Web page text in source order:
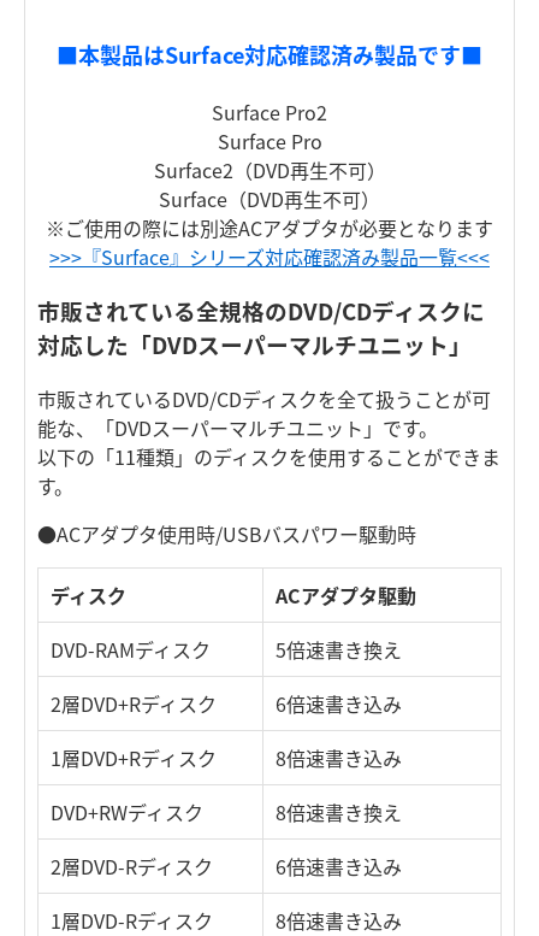
■本製品はSurface対応確認済み製品です■
Surface Pro2
Surface Pro
Surface2（DVD再生不可）
Surface（DVD再生不可）
※ご使用の際には別途ACアダプタが必要となります
>>>『Surface』シリーズ対応確認済み製品一覧<<<
市販されている全規格のDVD/CDディスクに
対応した「DVDスーパーマルチユニット」
市販されているDVD/CDディスクを全て扱うことが可
能な、「DVDスーパーマルチユニット」です。
以下の「11種類」のディスクを使用することができま
す。
●ACアダプタ使用時/USBバスパワー駆動時
ディスク
ACアダプタ駆動
DVD-RAMディスク
5倍速書き換え
2層DVD+Rディスク
6倍速書き込み
1層DVD+Rディスク
8倍速書き込み
DVD+RWディスク
8倍速書き換え
2層DVD-Rディスク
6倍速書き込み
1層DVD-Rディスク
8倍速書き込み